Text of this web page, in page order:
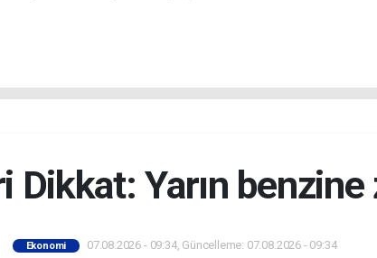
Dikkat: Yarın
Ekonomi 07.08.2026 - 09:34, Güncelleme: 07.08.2026 - 09:34